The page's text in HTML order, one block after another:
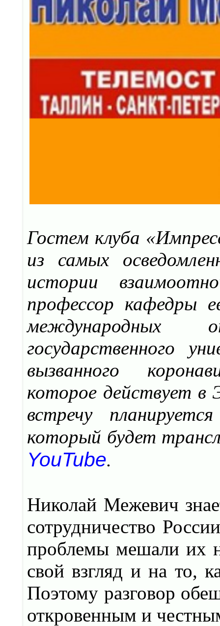
Гостем клуба
из самых
истории
профессор кафедры
международных
государственного
вызванного
которое действует в
встречу
который будет
YouTube.
Николай Межевич
сотрудничество
проблемы мешали их
свой взгляд и на то,
Поэтому разговор
откровенным и